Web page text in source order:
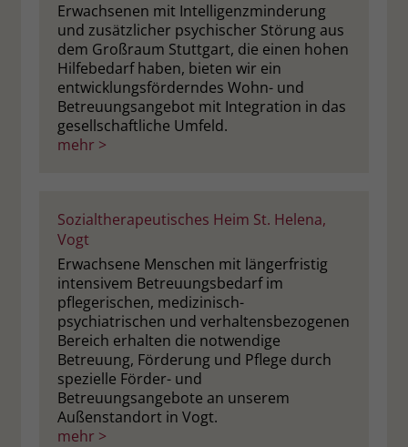
Erwachsenen mit Intelligenzminderung
und zusätzlicher psychischer Störung aus
dem Großraum Stuttgart, die einen hohen
Hilfebedarf haben, bieten wir ein
entwicklungsförderndes Wohn- und
Betreuungsangebot mit Integration in das
gesellschaftliche Umfeld.
mehr >
Sozialtherapeutisches Heim St. Helena,
Vogt
Erwachsene Menschen mit längerfristig
intensivem Betreuungsbedarf im
pflegerischen, medizinisch-
psychiatrischen und verhaltensbezogenen
Bereich erhalten die notwendige
Betreuung, Förderung und Pflege durch
spezielle Förder- und
Betreuungsangebote an unserem
Außenstandort in Vogt.
mehr >